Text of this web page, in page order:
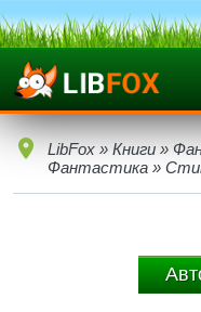
LibFox » Книги »
Фантастика »